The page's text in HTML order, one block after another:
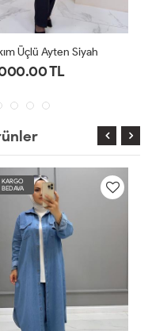
Takım Dilara Yeşil
TL
KARGO
BEDAVA